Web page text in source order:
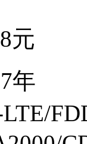
元
年